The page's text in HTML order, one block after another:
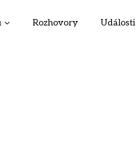
Rozhovory Události